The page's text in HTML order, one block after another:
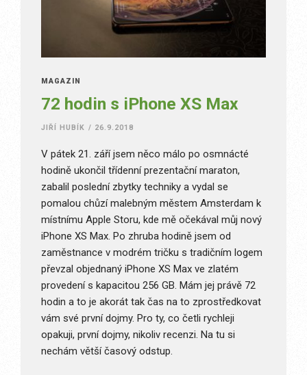
MAGAZÍN
72 hodin s iPhone XS Max
JIŘÍ HUBÍK / 26.9.2018
V pátek 21. září jsem něco málo po osmnácté
hodině ukončil třídenní prezentační maraton,
zabalil poslední zbytky techniky a vydal se
pomalou chůzí malebným městem Amsterdam k
místnímu Apple Storu, kde mě očekával můj nový
iPhone XS Max. Po zhruba hodině jsem od
zaměstnance v modrém tričku s tradičním logem
převzal objednaný iPhone XS Max ve zlatém
provedení s kapacitou 256 GB. Mám jej právě 72
hodin a to je akorát tak čas na to zprostředkovat
vám své první dojmy. Pro ty, co četli rychleji
opakuji, první dojmy, nikoliv recenzi. Na tu si
nechám větší časový odstup.